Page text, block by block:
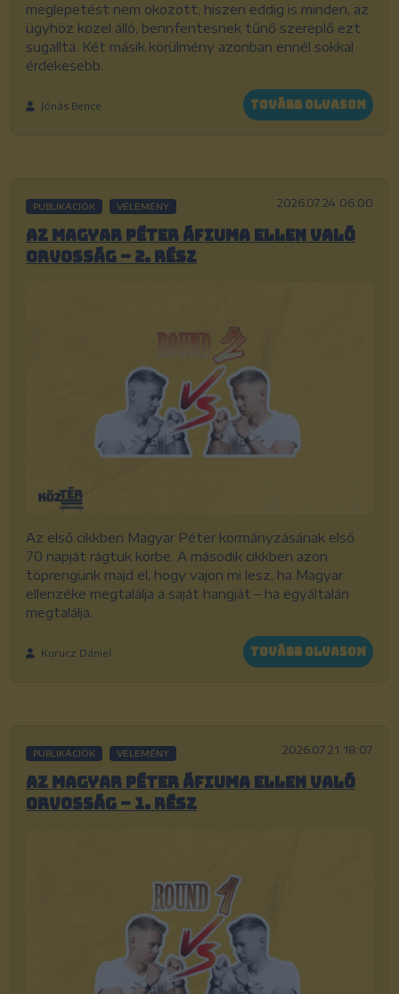
meglepetést nem okozott, hiszen eddig is minden, az
ügyhöz közel álló, bennfentesnek tűnő szereplő ezt
sugallta. Két másik körülmény azonban ennél sokkal
érdekesebb.
Jónás Bence Tovább olvasom
PUBLIKÁCIÓK VÉLEMÉNY 2026.07.24 06:00
Az Magyar Péter áfiuma ellen való
orvosság – 2. rész
Az első cikkben Magyar Péter kormányzásának első
70 napját rágtuk körbe. A második cikkben azon
töprengünk majd el, hogy vajon mi lesz, ha Magyar
ellenzéke megtalálja a saját hangját – ha egyáltalán
megtalálja.
Kurucz Dániel Tovább olvasom
PUBLIKÁCIÓK VÉLEMÉNY 2026.07.21 18:07
Az Magyar Péter áfiuma ellen való
orvosság – 1. rész